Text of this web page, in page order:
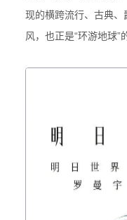
现的横跨流行、古典
风，也正是“环游地球”